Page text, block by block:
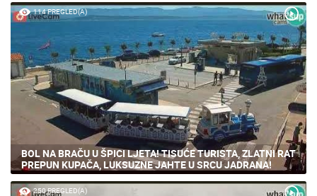
114 PREGLED(A)
BOL NA BRAČU U ŠPICI LJETA! TISUĆE TURISTA, ZLATNI RAT
PREPUN KUPAČA, LUKSUZNE JAHTE U SRCU JADRANA!
250 PREGLED(A)